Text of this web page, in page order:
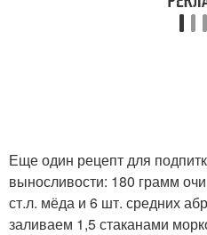
Еще один рецепт для
выносливости: 180 грамм
ст.л. мёда и 6 шт. средних
заливаем 1,5 стаканами